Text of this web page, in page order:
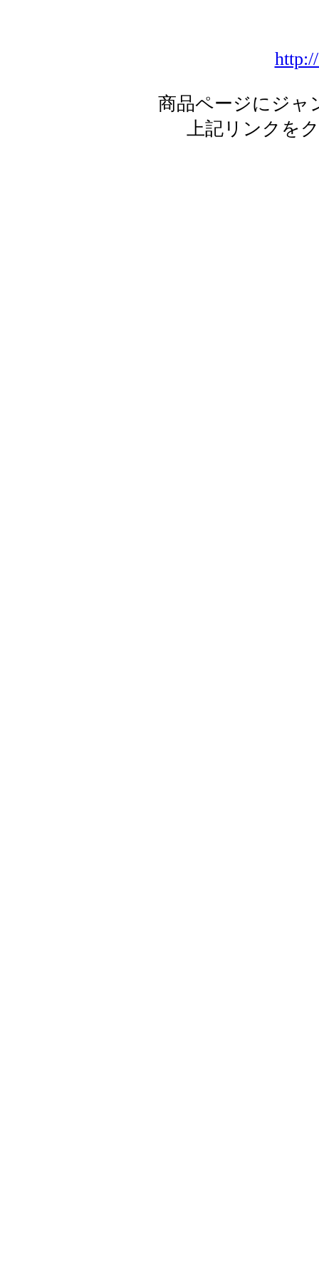
商品ページにジャ
上記リンクを